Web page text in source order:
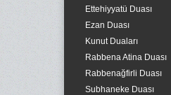
Ettehiyyatü Duası
Ezan Duası
Kunut Duaları
Rabbena Atina Duası
Rabbenağfirli Duası
Subhaneke Duası